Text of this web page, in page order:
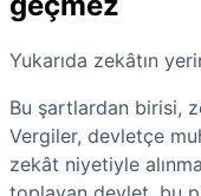
Yukarıda zekâtın
Bu şartlardan birisi,
Vergiler, devletçe
zekât niyetiyle